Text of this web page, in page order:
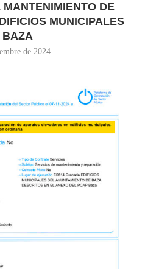
DE
MUNICIPALES
BAZA
de 2024